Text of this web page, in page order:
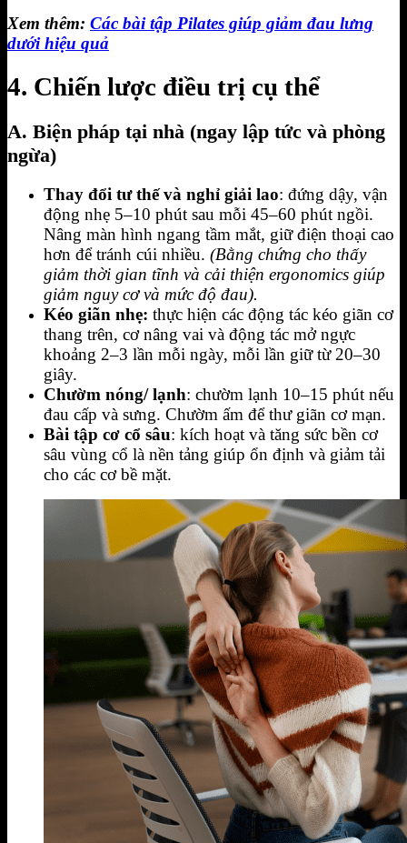
Xem thêm: Các bài tập Pilates giúp giảm đau lưng
dưới hiệu quả
4. Chiến lược điều trị cụ thể
A. Biện pháp tại nhà (ngay lập tức và phòng
ngừa)
Thay đổi tư thế và nghỉ giải lao: đứng dậy, vận
động nhẹ 5–10 phút sau mỗi 45–60 phút ngồi.
Nâng màn hình ngang tầm mắt, giữ điện thoại cao
hơn để tránh cúi nhiều. (Bằng chứng cho thấy
giảm thời gian tĩnh và cải thiện ergonomics giúp
giảm nguy cơ và mức độ đau).
Kéo giãn nhẹ: thực hiện các động tác kéo giãn cơ
thang trên, cơ nâng vai và động tác mở ngực
khoảng 2–3 lần mỗi ngày, mỗi lần giữ từ 20–30
giây.
Chườm nóng/ lạnh: chườm lạnh 10–15 phút nếu
đau cấp và sưng. Chườm ấm để thư giãn cơ mạn.
Bài tập cơ cổ sâu: kích hoạt và tăng sức bền cơ
sâu vùng cổ là nền tảng giúp ổn định và giảm tải
cho các cơ bề mặt.